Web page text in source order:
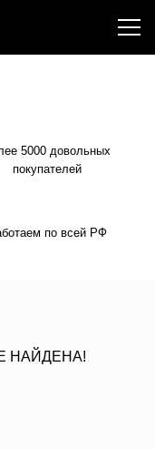
5000 довольных
покупателей
по всей РФ
НАЙДЕНА!